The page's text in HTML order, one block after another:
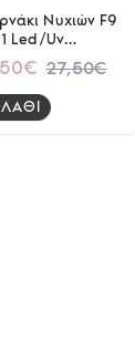
Νυχιών F9
Led/Uv
27,50€